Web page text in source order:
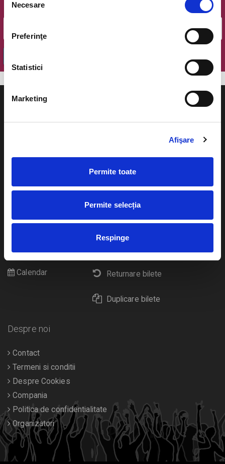
consimțământului
Necesare
Preferinţe
Statistici
Marketing
Afişare
Permite toate
Permite selecția
Respinge
Email
Cum comand bilete?
eBilet printat acasa
Returnare bilete
Duplicare bilete
Pentru copii
Diverse
Calendar
Despre noi
Contact
Termeni si conditii
Despre Cookies
Compania
Politica de confidentialitate
Organizatori